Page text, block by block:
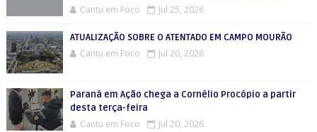
Cantu em Foco Jul 25, 2026
ATUALIZAÇÃO SOBRE O ATENTADO EM CAMPO MOURÃO
Cantu em Foco Jul 20, 2026
Paraná em Ação chega a Cornélio Procópio a partir
desta terça-feira
Cantu em Foco Jul 20, 2026